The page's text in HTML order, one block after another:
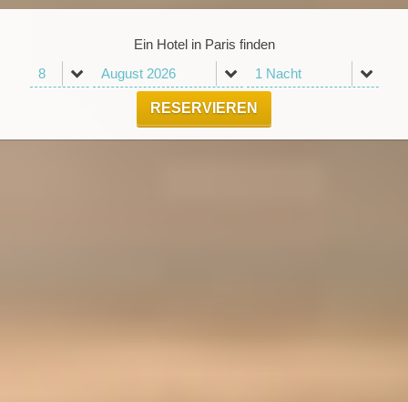
Ein Hotel in Paris finden
RESERVIEREN